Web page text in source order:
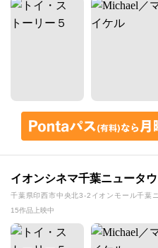
イオンシネマ千葉ニュータ
千葉県印西市中央北3-2イオンモール千葉
15作品上映中